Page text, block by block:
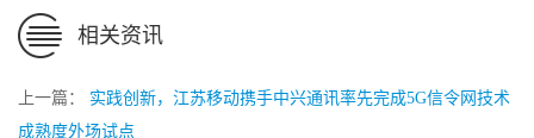
相关资讯
上一篇： 实践创新，江苏移动携手中兴通讯率先完成5G信令网技术
成熟度外场试点